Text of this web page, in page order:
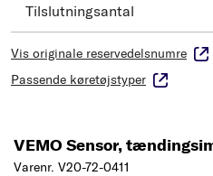
Tilslutningsantal
Vis originale reservedelsnumre
Passende køretøjstyper
VEMO Sensor,
Varenr. V20-72-0411